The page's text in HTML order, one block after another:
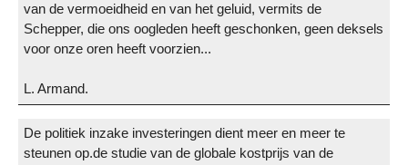
van de vermoeidheid en van het geluid, vermits de
Schepper, die ons oogleden heeft geschonken, geen deksels
voor onze oren heeft voorzien...
L. Armand.
De politiek inzake investeringen dient meer en meer te
steunen op.de studie van de globale kostprijs van de